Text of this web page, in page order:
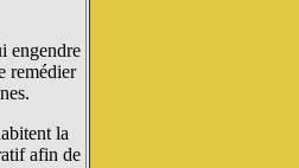
engendre
remédier
la
afin de